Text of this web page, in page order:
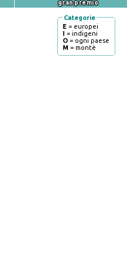
gran premio
Categorie
E = europei
= indigeni
O = ogni paese
M = montè